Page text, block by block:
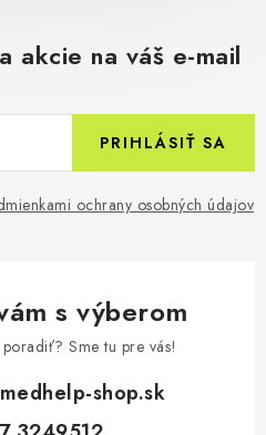
akcie na váš e-mail
ochrany osobných údajov
PRIHLÁSIŤ SA
s výberom
Sme tu pre vás!
medhelp-shop.sk